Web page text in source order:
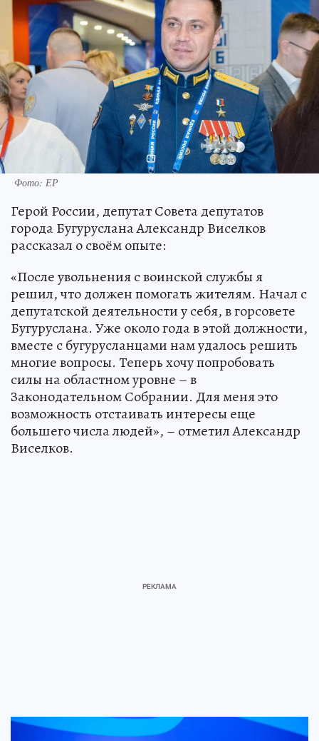
Фото: ЕР
Герой России, депутат Совета депутатов
города Бугуруслана Александр Виселков
рассказал о своём опыте:
«После увольнения с воинской службы я
решил, что должен помогать жителям. Начал с
депутатской деятельности у себя, в горсовете
Бугуруслана. Уже около года в этой должности,
вместе с бугурусланцами нам удалось решить
многие вопросы. Теперь хочу попробовать
силы на областном уровне – в
Законодательном Собрании. Для меня это
возможность отстаивать интересы еще
большего числа людей», – отметил Александр
Виселков.